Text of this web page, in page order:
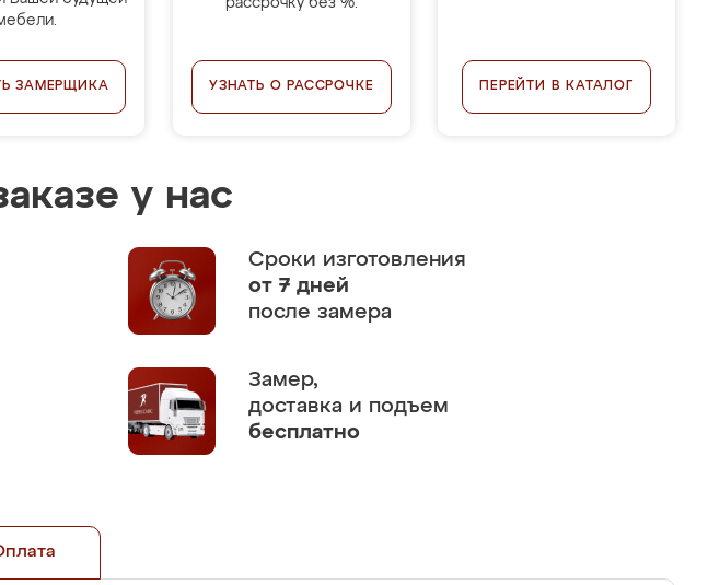
ЗАМЕРЩИКА
рассрочку без %.
УЗНАТЬ О РАССРОЧКЕ ПЕРЕЙТИ В КАТАЛОГ
у нас
Сроки изготовления
от 7 дней
после замера
Замер,
доставка и подъем
бесплатно